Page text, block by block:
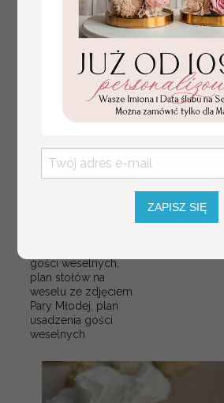
gości weselnych,
plan stołów na
weselu ze zdjęciem
Pary Młodej, plan
usadzenia gości
weselnych
100 PLN
ZAPISZ SIĘ